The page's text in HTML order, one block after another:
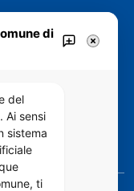
di
del
Ai sensi
sistema
ti